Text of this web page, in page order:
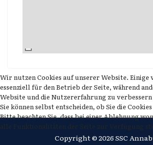
Copyright © 2026 SSC
Wir nutzen Cookies auf unserer Website. Einige
essenziell für den Betrieb der Seite, während
Website und die Nutzererfahrung zu verbessern
Sie können selbst entscheiden, ob Sie die
Bitte beachten Sie, dass bei einer Ablehnung
alle Funktionalitäten der Seite zur Verfügung